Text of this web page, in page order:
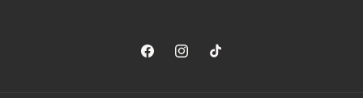
FacebookInstagramTikTok